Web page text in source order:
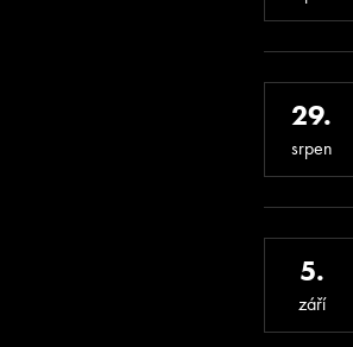
29.
srpen
5.
září